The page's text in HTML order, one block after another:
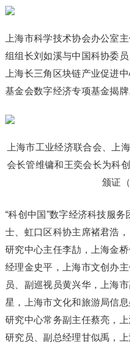
上海市科学技术协会办公室
组组长刘如溪与中国科协委
上海长三角区块链产业促进
基金会数字经济专项基金揭牌
上海市工业经济联合会、上
会长管维镛和王奕会长为科
颁证
“科创中国”数字经济科技服
士、虹口区科协主席褚君浩
研究中心主任李劼，上海金
经理金史平，上海市文创办
员、副巡视员黄兴华，上海
星，上海市文化和旅游局信
研究中心常务副主任蔡亮，
研究员、副总经理甘似禹，